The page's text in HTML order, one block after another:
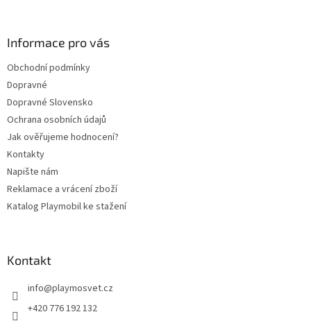
Informace pro vás
Obchodní podmínky
Dopravné
Dopravné Slovensko
Ochrana osobních údajů
Jak ověřujeme hodnocení?
Kontakty
Napište nám
Reklamace a vrácení zboží
Katalog Playmobil ke stažení
Kontakt
info@playmosvet.cz
+420 776 192 132